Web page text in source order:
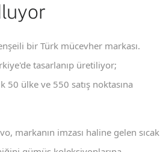
bir Türk mücevher markası.
tasarlanıp üretiliyor;
50 ülke ve 550 satış noktasına
markanın imzası haline gelen sıcak